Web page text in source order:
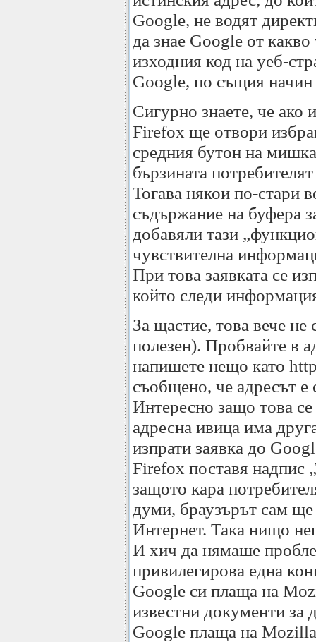
Google, не водят
да знае Google от
изходния код на уеб-
Google, по същия начин
Сигурно знаете, че ако
Firefox ще отвори
средния бутон на
бързината
Тогава някои по-стари
съдържание на буфера
добавяли тази
чувствителна
При това заявката се
който следи
За щастие, това вече
полезен). Пробвайте в
напишете нещо като
съобщено, че адресът е
Интересно защо това
адресна ивица има
изпрати заявка до
Firefox поставя надпис
защото кара
думи, браузърът сам
Интернет. Така нищо
И хич да нямаше
привилегирова една
Google си плаща на
известни документи за
Google плаща на